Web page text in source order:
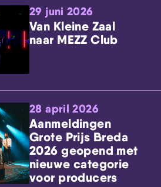
Skip navigatie
29 juni 2026
Van Kleine Zaal
naar MEZZ Club
28 april 2026
Aanmeldingen
Grote Prijs Breda
2026 geopend met
nieuwe categorie
voor producers